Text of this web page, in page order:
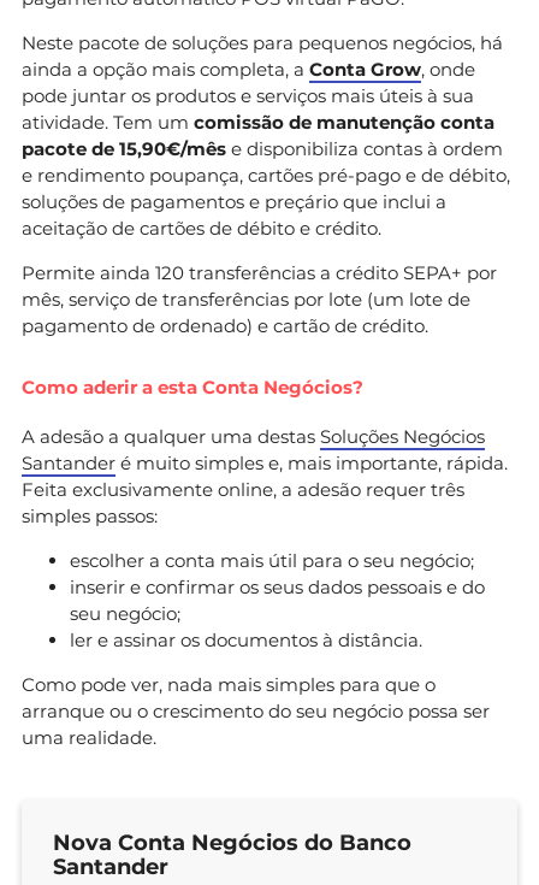
Neste pacote de soluções para pequenos negócios, há
ainda a opção mais completa, a Conta Grow, onde
pode juntar os produtos e serviços mais úteis à sua
atividade. Tem um comissão de manutenção conta
pacote de 15,90€/mês e disponibiliza contas à ordem
e rendimento poupança, cartões pré-pago e de débito,
soluções de pagamentos e preçário que inclui a
aceitação de cartões de débito e crédito.
Permite ainda 120 transferências a crédito SEPA+ por
mês, serviço de transferências por lote (um lote de
pagamento de ordenado) e cartão de crédito.
Como aderir a esta Conta Negócios?
A adesão a qualquer uma destas Soluções Negócios
Santander é muito simples e, mais importante, rápida.
Feita exclusivamente online, a adesão requer três
simples passos:
escolher a conta mais útil para o seu negócio;
inserir e confirmar os seus dados pessoais e do
seu negócio;
ler e assinar os documentos à distância.
Como pode ver, nada mais simples para que o
arranque ou o crescimento do seu negócio possa ser
uma realidade.
Nova Conta Negócios do Banco
Santander